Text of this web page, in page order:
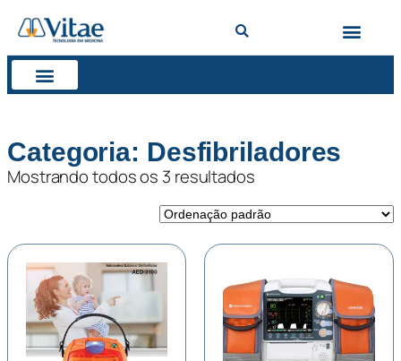
Categoria: Desfibriladores
Mostrando todos os 3 resultados